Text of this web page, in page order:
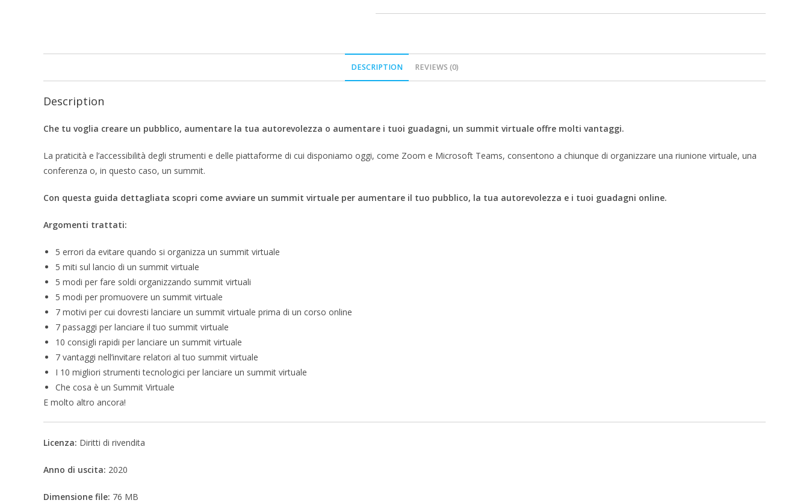
DESCRIPTION REVIEWS (0)
Description
Che tu voglia creare un pubblico, aumentare la tua autorevolezza o aumentare i tuoi guadagni, un summit virtuale offre molti vantaggi.
La praticità e l’accessibilità degli strumenti e delle piattaforme di cui disponiamo oggi, come Zoom e Microsoft Teams, consentono a chiunque di organizzare una riunione virtuale, una
conferenza o, in questo caso, un summit.
Con questa guida dettagliata scopri come avviare un summit virtuale per aumentare il tuo pubblico, la tua autorevolezza e i tuoi guadagni online.
Argomenti trattati:
5 errori da evitare quando si organizza un summit virtuale
5 miti sul lancio di un summit virtuale
5 modi per fare soldi organizzando summit virtuali
5 modi per promuovere un summit virtuale
7 motivi per cui dovresti lanciare un summit virtuale prima di un corso online
7 passaggi per lanciare il tuo summit virtuale
10 consigli rapidi per lanciare un summit virtuale
7 vantaggi nell’invitare relatori al tuo summit virtuale
I 10 migliori strumenti tecnologici per lanciare un summit virtuale
Che cosa è un Summit Virtuale
E molto altro ancora!
Licenza: Diritti di rivendita
Anno di uscita: 2020
Dimensione file: 76 MB